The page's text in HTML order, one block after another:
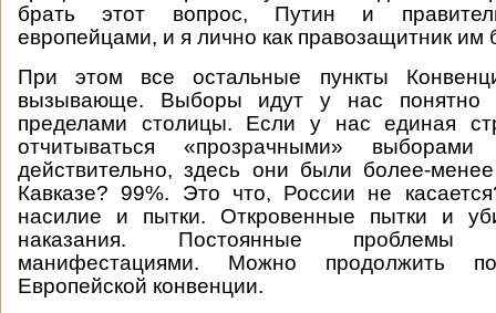
брать этот вопрос, Путин и
европейцами, и я лично как правозащитник им
При этом все остальные пункты
вызывающе. Выборы идут у нас понятно
пределами столицы. Если у нас единая
отчитываться «прозрачными»
действительно, здесь они были более-
Кавказе? 99%. Это что, России не
насилие и пытки. Откровенные пытки и
наказания. Постоянные
манифестациями. Можно продолжить
Европейской конвенции.